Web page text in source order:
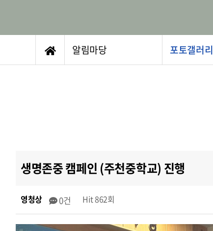
알림마당 포토갤러리
생명존중 캠페인 (주천중학교) 진행
영청상 0건 Hit 862회